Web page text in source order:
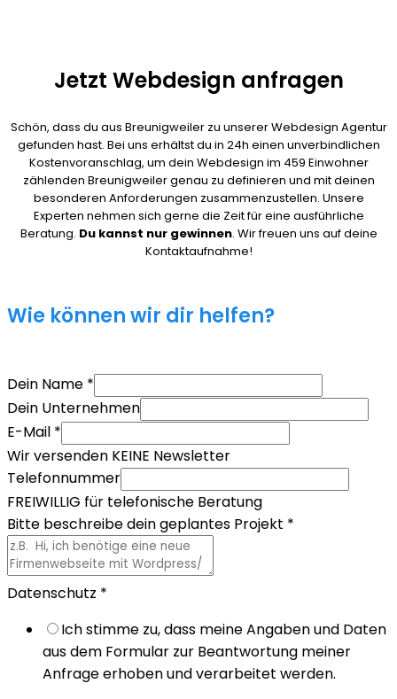
Jetzt Webdesign anfragen
Schön, dass du aus Breunigweiler zu unserer Webdesign Agentur
gefunden hast. Bei uns erhältst du in 24h einen unverbindlichen
Kostenvoranschlag, um dein Webdesign im 459 Einwohner
zählenden Breunigweiler genau zu definieren und mit deinen
besonderen Anforderungen zusammenzustellen. Unsere
Experten nehmen sich gerne die Zeit für eine ausführliche
Beratung. Du kannst nur gewinnen. Wir freuen uns auf deine
Kontaktaufnahme!
Wie können wir dir helfen?
Dein Name *
Dein Unternehmen
E-Mail *
Wir versenden KEINE Newsletter
Telefonnummer
FREIWILLIG für telefonische Beratung
Bitte beschreibe dein geplantes Projekt *
Datenschutz *
Ich stimme zu, dass meine Angaben und Daten
aus dem Formular zur Beantwortung meiner
Anfrage erhoben und verarbeitet werden.